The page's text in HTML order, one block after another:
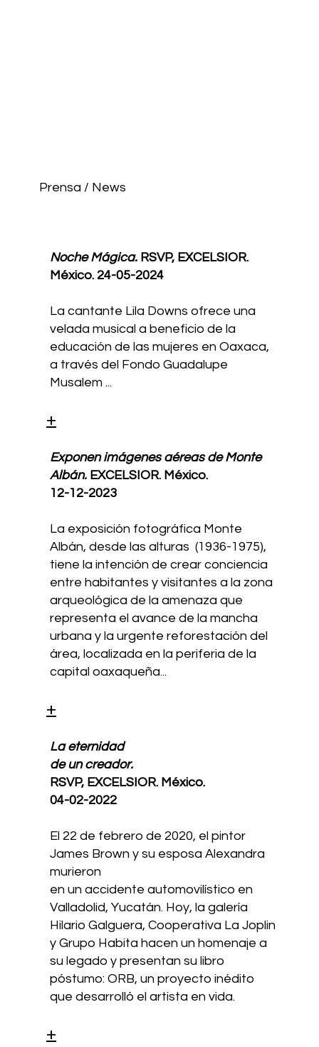
Prensa / News
Noche Mágica. RSVP, EXCELSIOR.
México. 24-05-2024
La cantante Lila Downs ofrece una
velada musical a beneficio de la
educación de las mujeres en Oaxaca,
a través del Fondo Guadalupe
Musalem ...
+
Exponen imágenes aéreas de Monte
Albán. EXCELSIOR. México.
12-12-2023
La exposición fotográfica Monte
Albán, desde las alturas (1936-1975),
tiene la intención de crear conciencia
entre habitantes y visitantes a la zona
arqueológica de la amenaza que
representa el avance de la mancha
urbana y la urgente reforestación del
área, localizada en la periferia de la
capital oaxaqueña...
+
La eternidad
de un creador.
RSVP, EXCELSIOR. México.
04-02-2022
El 22 de febrero de 2020, el pintor
James Brown y su esposa Alexandra
murieron
en un accidente automovilístico en
Valladolid, Yucatán. Hoy, la galería
Hilario Galguera, Cooperativa La Joplin
y Grupo Habita hacen un homenaje a
su legado y presentan su libro
póstumo: ORB, un proyecto inédito
que desarrolló el artista en vida.
+